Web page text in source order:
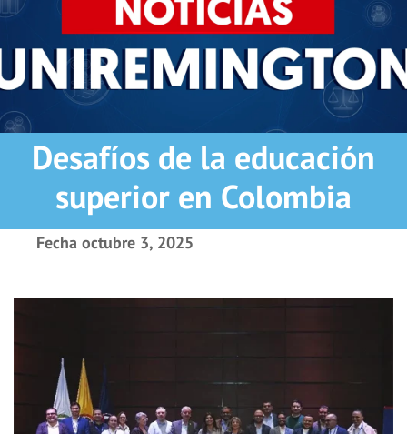
Desafíos de la educación
superior en Colombia
Fecha octubre 3, 2025